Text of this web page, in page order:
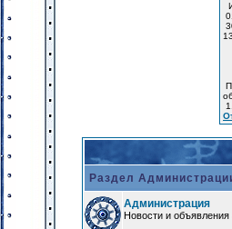
Раздел
Администрация
Новости и